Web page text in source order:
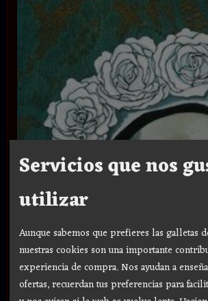
Servicios que nos
utilizar
Aunque sabemos que prefieres las galletas
nuestras cookies son una importante
experiencia de compra. Nos ayudan a
ofertas, recuerdan tus preferencias para